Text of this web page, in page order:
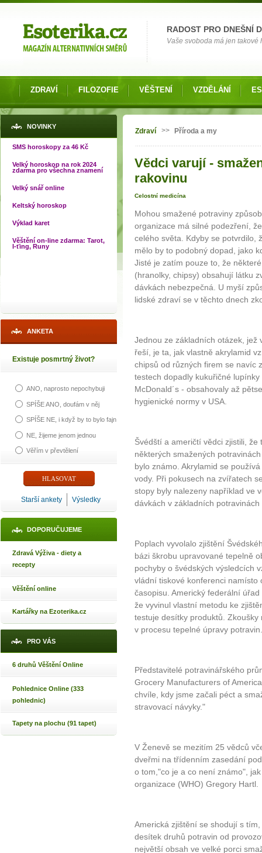
RADOST PRO DNEŠNÍ
Vaše svoboda má jen takové
ZDRAVÍ FILOZOFIE VĚŠTENÍ VZDĚLÁNÍ
NOVINKY
SMS horoskopy za 46 Kč
Velký horoskop na rok 2024
zdarma pro všechna znamení
Velký snář online
Keltský horoskop
Výklad karet
Věštění on-line zdarma: Tarot,
I-ťing, Runy
ANKETA
Existuje posmrtný život?
ANO, naprosto nepochybuji
SPÍŠE ANO, doufám v něj
SPÍŠE NE, i když by to bylo fajn
NE, žijeme jenom jednou
Věřím v převtělení
Starší ankety Výsledky
DOPORUČUJEME
Zdravá Výživa - diety a
recepty
Věštění online
Kartářky na Ezoterika.cz
PRO VÁS
6 druhů Věštění Online
Pohlednice Online (333
pohlednic)
Tapety na plochu (91 tapet)
Jste zde
Zdraví >> Příroda a my
Vědci varují -
rakovinu
Celostní medicína
Mohou smažené potraviny
organizace má silné podezření,
celého světa. Kdyby se potvrdilo,
mělo by to podobný dopad, jako
Jisté je zatím pouze to, že
(hranolky, chipsy) obsahují látku
dávkách nebezpečná. U myší
lidské zdraví se v těchto dnech
Jednou ze základních otázek, jež
řeší, je ta, jak vlastně akrylamid
chipsů od různých firem se navíc
testech dopadly kukuřičné
McDonald´s - obsahovaly až
hygienické normy v USA.
Švédští a američtí vědci zjistili,
některých smažených
bylo známo. Akrylamid se
vody. Při pokusech na zvířatech
stopy byly nalezeny například ve
dávkách v základních
Poplach vyvolalo zjištění
bázi škrobu upravované tepelně
pochyby o švédských výsledcích
vládní tiskové konferenci namísto
časopisu. Americký federální
že vyvinul vlastní metodu ke
testuje desítky produktů.
v procesu tepelné úpravy potravin.
Představitelé potravinářského
Grocery Manufacturers of
chvíle, kdy jsme začali péct a
stravovací návyky."
V Ženevě se mezitím 25 vědců
dveřmi na třídenním zasedání
o tom,"co je a co není známo",
organizace (WHO) Gregory Hartl.
Americká zjištění se shodují s
desítek druhů potravin od
největší obsah ve velké porci